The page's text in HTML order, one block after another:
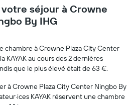
séjour à Crowne
By IHG
chambre à Crowne Plaza City Center
KAYAK au cours des 2 dernières
que le plus élevé était de 63 €.
à Crowne Plaza City Center Ningbo By
KAYAK réservent une chambre